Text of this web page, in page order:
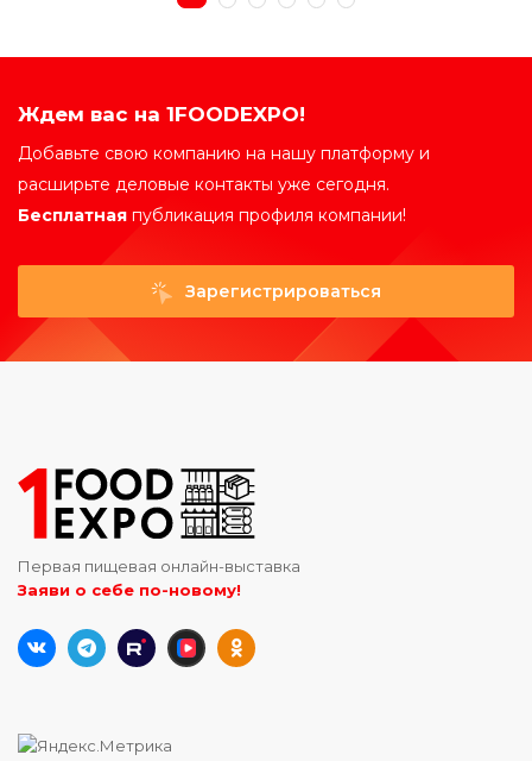
Ждем вас на 1FOODEXPO!
Добавьте свою компанию на нашу платформу и
расширьте деловые контакты уже сегодня.
Бесплатная публикация профиля компании!
Зарегистрироваться
Первая пищевая онлайн-выставка
Заяви о себе по-новому!